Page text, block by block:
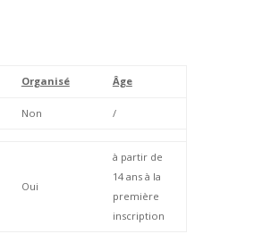
Organisé Âge
Non /
Oui
à partir de
14 ans à la
première
inscription